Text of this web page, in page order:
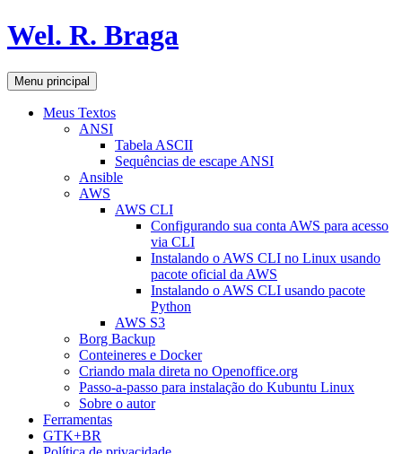
Pular
para
conteúdo
Wel. R. Braga
Pesquisar
Menu principal
Meus Textos
ANSI
Tabela ASCII
Sequências de escape ANSI
Ansible
AWS
AWS CLI
Configurando sua conta AWS para acesso
via CLI
Instalando o AWS CLI no Linux usando
pacote oficial da AWS
Instalando o AWS CLI usando pacote
Python
AWS S3
Borg Backup
Conteineres e Docker
Criando mala direta no Openoffice.org
Passo-a-passo para instalação do Kubuntu Linux
Sobre o autor
Ferramentas
GTK+BR